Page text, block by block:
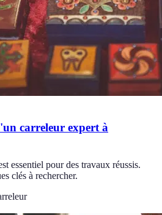
carreleur expert à
essentiel pour des travaux réussis.
clés à rechercher.